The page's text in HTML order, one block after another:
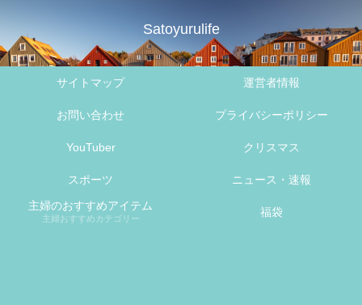
Satoyurulife
サイトマップ 運営者情報
お問い合わせ プライバシーポリシー
YouTuber クリスマス
スポーツ
ニュース・速報
主婦のおすすめアイテム
主婦おすすめカテゴリー 福袋